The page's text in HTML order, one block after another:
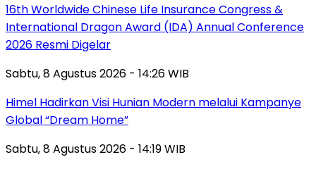
16th Worldwide Chinese Life Insurance Congress &
International Dragon Award (IDA) Annual Conference
2026 Resmi Digelar
Sabtu, 8 Agustus 2026 - 14:26 WIB
Himel Hadirkan Visi Hunian Modern melalui Kampanye
Global “Dream Home”
Sabtu, 8 Agustus 2026 - 14:19 WIB